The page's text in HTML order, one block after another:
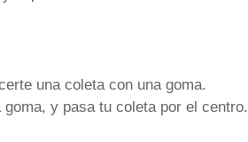
una coleta con una goma.
y pasa tu coleta por el centro.